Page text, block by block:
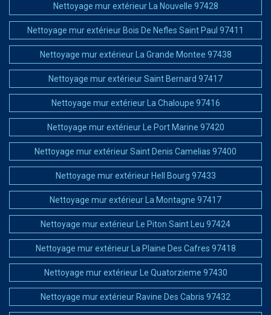
Nettoyage mur extérieur La Nouvelle 97428
Nettoyage mur extérieur Bois De Nefles Saint Paul 97411
Nettoyage mur extérieur La Grande Montee 97438
Nettoyage mur extérieur Saint Bernard 97417
Nettoyage mur extérieur La Chaloupe 97416
Nettoyage mur extérieur Le Port Marine 97420
Nettoyage mur extérieur Saint Denis Camelias 97400
Nettoyage mur extérieur Hell Bourg 97433
Nettoyage mur extérieur La Montagne 97417
Nettoyage mur extérieur Le Piton Saint Leu 97424
Nettoyage mur extérieur La Plaine Des Cafres 97418
Nettoyage mur extérieur Le Quatorzieme 97430
Nettoyage mur extérieur Ravine Des Cabris 97432